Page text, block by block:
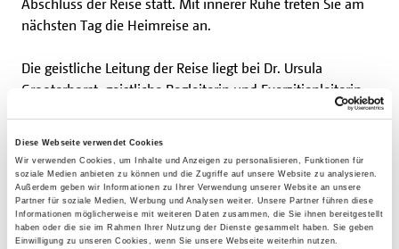
Diese Webseite verwendet Cookies
Wir verwenden Cookies, um Inhalte und Anzeigen zu personalisieren, Funktionen für
soziale Medien anbieten zu können und die Zugriffe auf unsere Website zu analysieren.
Außerdem geben wir Informationen zu Ihrer Verwendung unserer Website an unsere
Partner für soziale Medien, Werbung und Analysen weiter. Unsere Partner führen diese
Informationen möglicherweise mit weiteren Daten zusammen, die Sie ihnen bereitgestellt
haben oder die sie im Rahmen Ihrer Nutzung der Dienste gesammelt haben. Sie geben
Einwilligung zu unseren Cookies, wenn Sie unsere Webseite weiterhin nutzen.
nächsten Tag die Heimreise an.
Die geistliche Leitung der Reise liegt bei Dr. Ursula
Grooterhorst, geistliche Begleiterin und Exerzitienleiterin
Zahlen & Fakten
Exerzitien im Birgittenkloster in Vadstena, Schweden